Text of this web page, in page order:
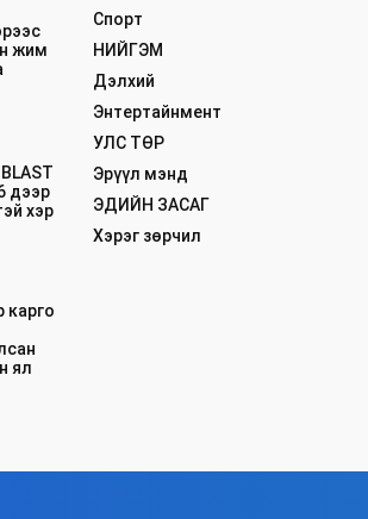
жим
дээр
хэр
карго
ял
Спорт
НИЙГЭМ
Дэлхий
Энтертайнмент
УЛС ТӨР
Эрүүл мэнд
ЭДИЙН ЗАСАГ
Хэрэг зөрчил